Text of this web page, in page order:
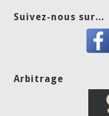
Suivez-nous sur...
Arbitrage